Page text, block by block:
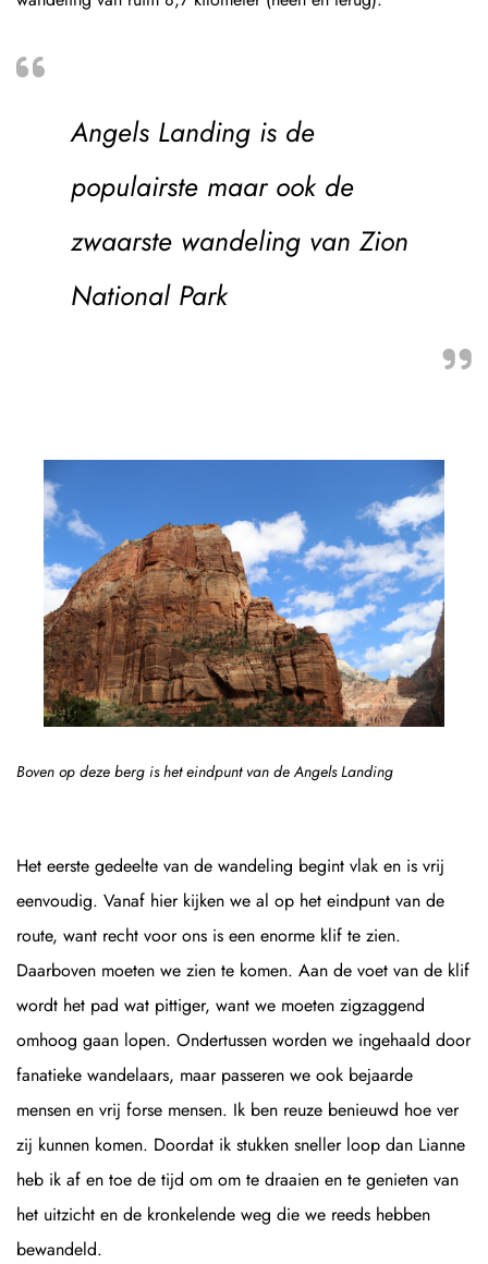
Angels Landing is de
populairste maar ook de
zwaarste wandeling van Zion
National Park
Boven op deze berg is het eindpunt van de Angels Landing
Het eerste gedeelte van de wandeling begint vlak en is vrij
eenvoudig. Vanaf hier kijken we al op het eindpunt van de
route, want recht voor ons is een enorme klif te zien.
Daarboven moeten we zien te komen. Aan de voet van de klif
wordt het pad wat pittiger, want we moeten zigzaggend
omhoog gaan lopen. Ondertussen worden we ingehaald door
fanatieke wandelaars, maar passeren we ook bejaarde
mensen en vrij forse mensen. Ik ben reuze benieuwd hoe ver
zij kunnen komen. Doordat ik stukken sneller loop dan Lianne
heb ik af en toe de tijd om om te draaien en te genieten van
het uitzicht en de kronkelende weg die we reeds hebben
bewandeld.